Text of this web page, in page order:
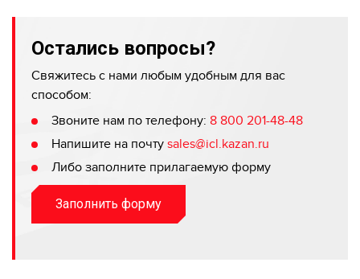
Остались вопросы?
Свяжитесь с нами любым удобным для вас
способом:
Звоните нам по телефону: 8 800 201-48-48
Напишите на почту sales@icl.kazan.ru
Либо заполните прилагаемую форму
Заполнить форму